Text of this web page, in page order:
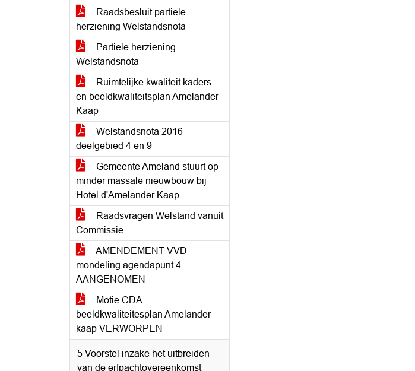
Raadsbesluit partiele
herziening Welstandsnota
Partiele herziening
Welstandsnota
Ruimtelijke kwaliteit kaders
en beeldkwaliteitsplan Amelander
Kaap
Welstandsnota 2016
deelgebied 4 en 9
Gemeente Ameland stuurt op
minder massale nieuwbouw bij
Hotel d'Amelander Kaap
Raadsvragen Welstand vanuit
Commissie
AMENDEMENT VVD
mondeling agendapunt 4
AANGENOMEN
Motie CDA
beeldkwaliteitesplan Amelander
kaap VERWORPEN
5 Voorstel inzake het uitbreiden
van de erfpachtovereenkomst